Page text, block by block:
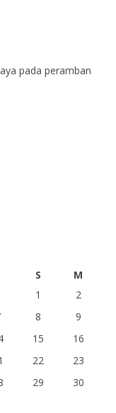
pada peramban
S
M
1
2
8
9
15
16
22
23
29
30